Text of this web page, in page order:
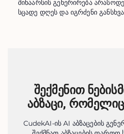
შინაარსის გენერირება
სცადე დღეს და იგრძენი
შექმენით
აბზაცი,
CudekAI-ის AI აბზაცების